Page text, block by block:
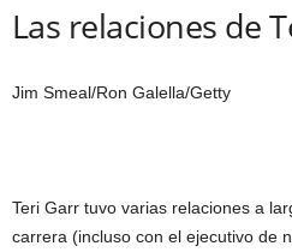
Las relaciones de
Jim Smeal/Ron Galella/Getty
Teri Garr tuvo varias relaciones a
carrera (incluso con el ejecutivo de